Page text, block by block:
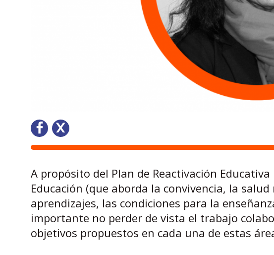
A propósito del Plan de Reactivación
Educación (que aborda la convivencia, la
aprendizajes, las condiciones para la
importante no perder de vista el trabajo
objetivos propuestos en cada una de estas